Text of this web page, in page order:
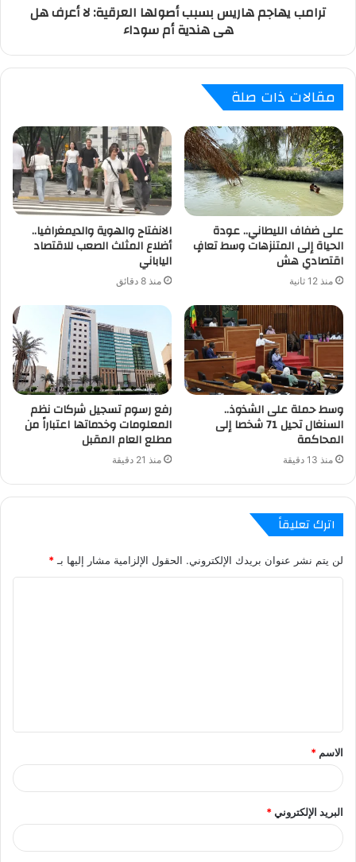
ترامب يهاجم هاريس بسبب أصولها العرقية: لا أعرف هل
هى هندية أم سوداء
مقالات ذات صلة
على ضفاف الليطاني.. عودة
الحياة إلى المتنزهات وسط تعافٍ
اقتصادي هش
منذ 12 ثانية
الانفتاح والهوية والديمغرافيا..
أضلاع المثلث الصعب للاقتصاد
الياباني
منذ 8 دقائق
وسط حملة على الشذوذ..
السنغال تحيل 71 شخصا إلى
المحاكمة
منذ 13 دقيقة
رفع رسوم تسجيل شركات نظم
المعلومات وخدماتها اعتباراً من
مطلع العام المقبل
منذ 21 دقيقة
اترك تعليقاً
لن يتم نشر عنوان بريدك الإلكتروني. الحقول الإلزامية مشار إليها بـ *
ق
الاسم *
البريد الإلكتروني*